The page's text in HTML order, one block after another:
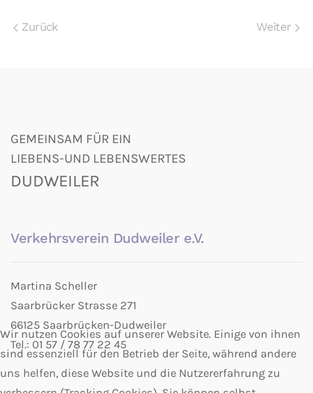
Zurück Weiter
GEMEINSAM FÜR EIN
LIEBENS-UND LEBENSWERTES
DUDWEILER
Verkehrsverein Dudweiler e.V.
Martina Scheller
Saarbrücker Strasse 271
66125 Saarbrücken-Dudweiler
Tel.: 01 57 / 78 77 22 45
Wir nutzen Cookies auf unserer Website. Einige von ihnen
sind essenziell für den Betrieb der Seite, während andere
uns helfen, diese Website und die Nutzererfahrung zu